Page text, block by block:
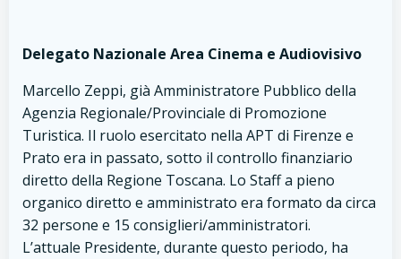
Delegato Nazionale Area Cinema e Audiovisivo
Marcello Zeppi, già Amministratore Pubblico della
Agenzia Regionale/Provinciale di Promozione
Turistica. Il ruolo esercitato nella APT di Firenze e
Prato era in passato, sotto il controllo finanziario
diretto della Regione Toscana. Lo Staff a pieno
organico diretto e amministrato era formato da circa
32 persone e 15 consiglieri/amministratori.
L’attuale Presidente, durante questo periodo, ha